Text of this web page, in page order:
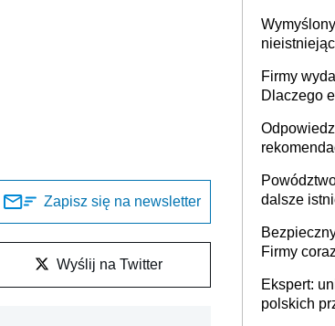
Zapisz się na newsletter
Wyślij na Twitter
firmie
Firmy
Dlaczego
dalsze
Firmy
Ekspert:
polskich